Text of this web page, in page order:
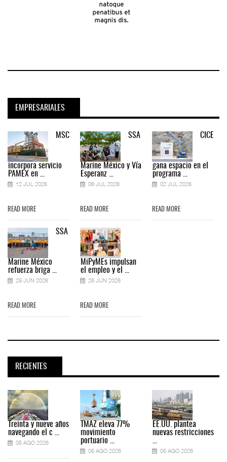
EMPRESARIALES
MSC
incorpora servicio
PAMEX en ...
12 JUL 2026
READ MORE
SSA
Marine México
refuerza briga ...
29 JUN 2026
READ MORE
SSA
Marine México y Vía
Esperanz ...
06 JUL 2026
READ MORE
MiPyMEs impulsan
el empleo y el ...
26 JUN 2026
READ MORE
CICE
gana espacio en el
programa ...
02 JUL 2026
READ MORE
RECIENTES
Treinta y nueve años
navegando el c ...
05 AGO 2026
TMAZ eleva 77%
movimiento
portuario ...
05 AGO 2026
EE.UU. plantea
nuevas restricciones
...
05 AGO 2026